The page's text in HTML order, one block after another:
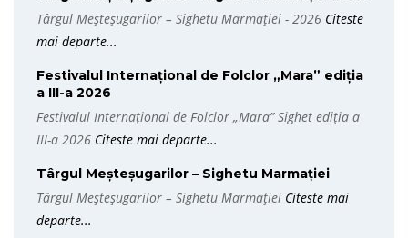
Târgul Meșteșugarilor – Sighetu Marmației - 2026 Citeste
mai departe...
Festivalul Internațional de Folclor „Mara” ediția
a III-a 2026
Festivalul Internațional de Folclor „Mara” Sighet ediția a
III-a 2026 Citeste mai departe...
Târgul Meșteșugarilor – Sighetu Marmației
Târgul Meșteșugarilor – Sighetu Marmației Citeste mai
departe...